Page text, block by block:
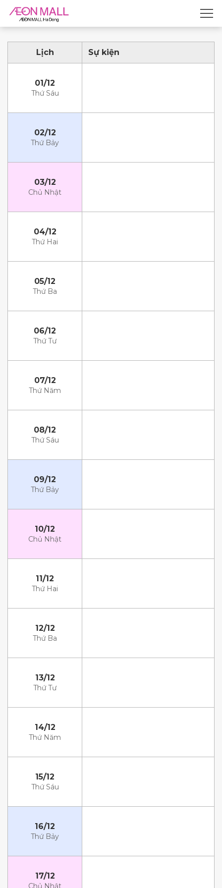
Lịch Sự kiện
01/12
Thứ Sáu
02/12
Thứ Bảy
03/12
Chủ Nhật
04/12
Thứ Hai
05/12
Thứ Ba
06/12
Thứ Tư
07/12
Thứ Năm
08/12
Thứ Sáu
09/12
Thứ Bảy
10/12
Chủ Nhật
11/12
Thứ Hai
12/12
Thứ Ba
13/12
Thứ Tư
14/12
Thứ Năm
15/12
Thứ Sáu
16/12
Thứ Bảy
17/12
Chủ Nhật